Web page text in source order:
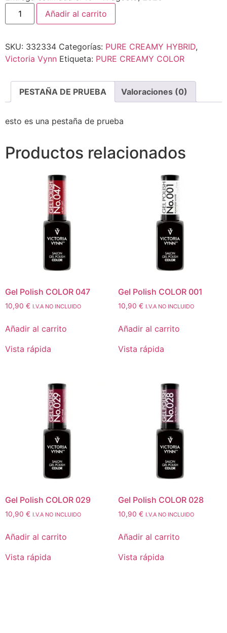
Añadir al carrito
SKU: 332334 Categorías: PURE CREAMY HYBRID,
Victoria Vynn Etiqueta: PURE CREAMY COLOR
PESTAÑA DE PRUEBA Valoraciones (0)
esto es una pestaña de prueba
Productos relacionados
Gel Polish COLOR 047
10,90 € I.V.A NO INCLUIDO
Añadir al carrito
Vista rápida
Gel Polish COLOR 001
10,90 € I.V.A NO INCLUIDO
Añadir al carrito
Vista rápida
Gel Polish COLOR 029
10,90 € I.V.A NO INCLUIDO
Añadir al carrito
Vista rápida
Gel Polish COLOR 028
10,90 € I.V.A NO INCLUIDO
Añadir al carrito
Vista rápida